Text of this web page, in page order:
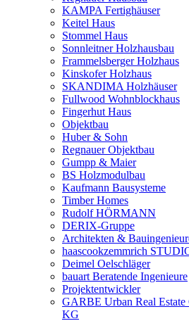
KAMPA Fertighäuser
Keitel Haus
Stommel Haus
Sonnleitner Holzhausbau
Frammelsberger Holzhaus
Kinskofer Holzhaus
SKANDIMA Holzhäuser
Fullwood Wohnblockhaus
Fingerhut Haus
Objektbau
Huber & Sohn
Regnauer Objektbau
Gumpp & Maier
BS Holzmodulbau
Kaufmann Bausysteme
Timber Homes
Rudolf HÖRMANN
DERIX-Gruppe
Architekten &
haascookzemmrich
Deimel Oelschläger
bauart Beratende Ingenieure
Projektentwickler
GARBE Urban Real
KG